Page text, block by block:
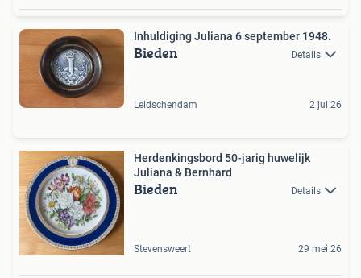
Inhuldiging Juliana 6 september 1948.
Bieden Details
Leidschendam 2 jul 26
Herdenkingsbord 50-jarig huwelijk
Juliana & Bernhard
Bieden Details
Stevensweert 29 mei 26